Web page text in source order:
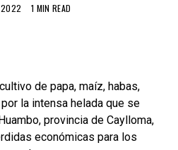
2022 1 MIN READ
de papa, maíz, habas,
la intensa helada que se
provincia de Caylloma,
económicas para los